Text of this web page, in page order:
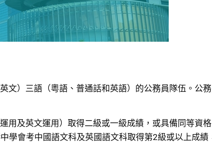
）三語（粵語、普通話和英語）的公務員隊伍。公
及英文運用）取得二級或一級成績，或具備同等資格
學會考中國語文科及英國語文科取得第2級或以上成